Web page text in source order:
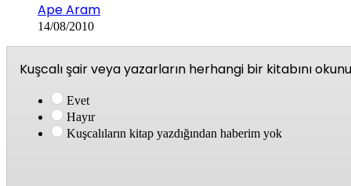
Ape Aram
14/08/2010
Kuşcalı şair veya yazarların herhangi bir kitabını
Evet
Hayır
Kuşcalıların kitap yazdığından haberim yok